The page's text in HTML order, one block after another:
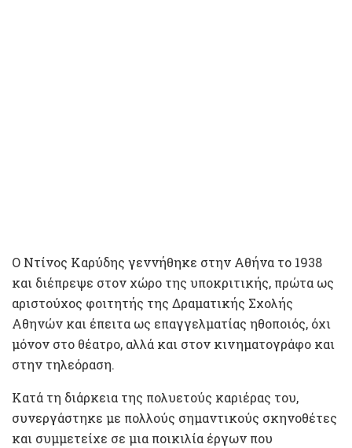
Ο Ντίνος Καρύδης γεννήθηκε στην Αθήνα το 1938
και διέπρεψε στον χώρο της υποκριτικής, πρώτα ως
αριστούχος φοιτητής της Δραματικής Σχολής
Αθηνών και έπειτα ως επαγγελματίας ηθοποιός, όχι
μόνον στο θέατρο, αλλά και στον κινηματογράφο και
στην τηλεόραση.
Κατά τη διάρκεια της πολυετούς καριέρας του,
συνεργάστηκε με πολλούς σημαντικούς σκηνοθέτες
και συμμετείχε σε μια ποικιλία έργων που